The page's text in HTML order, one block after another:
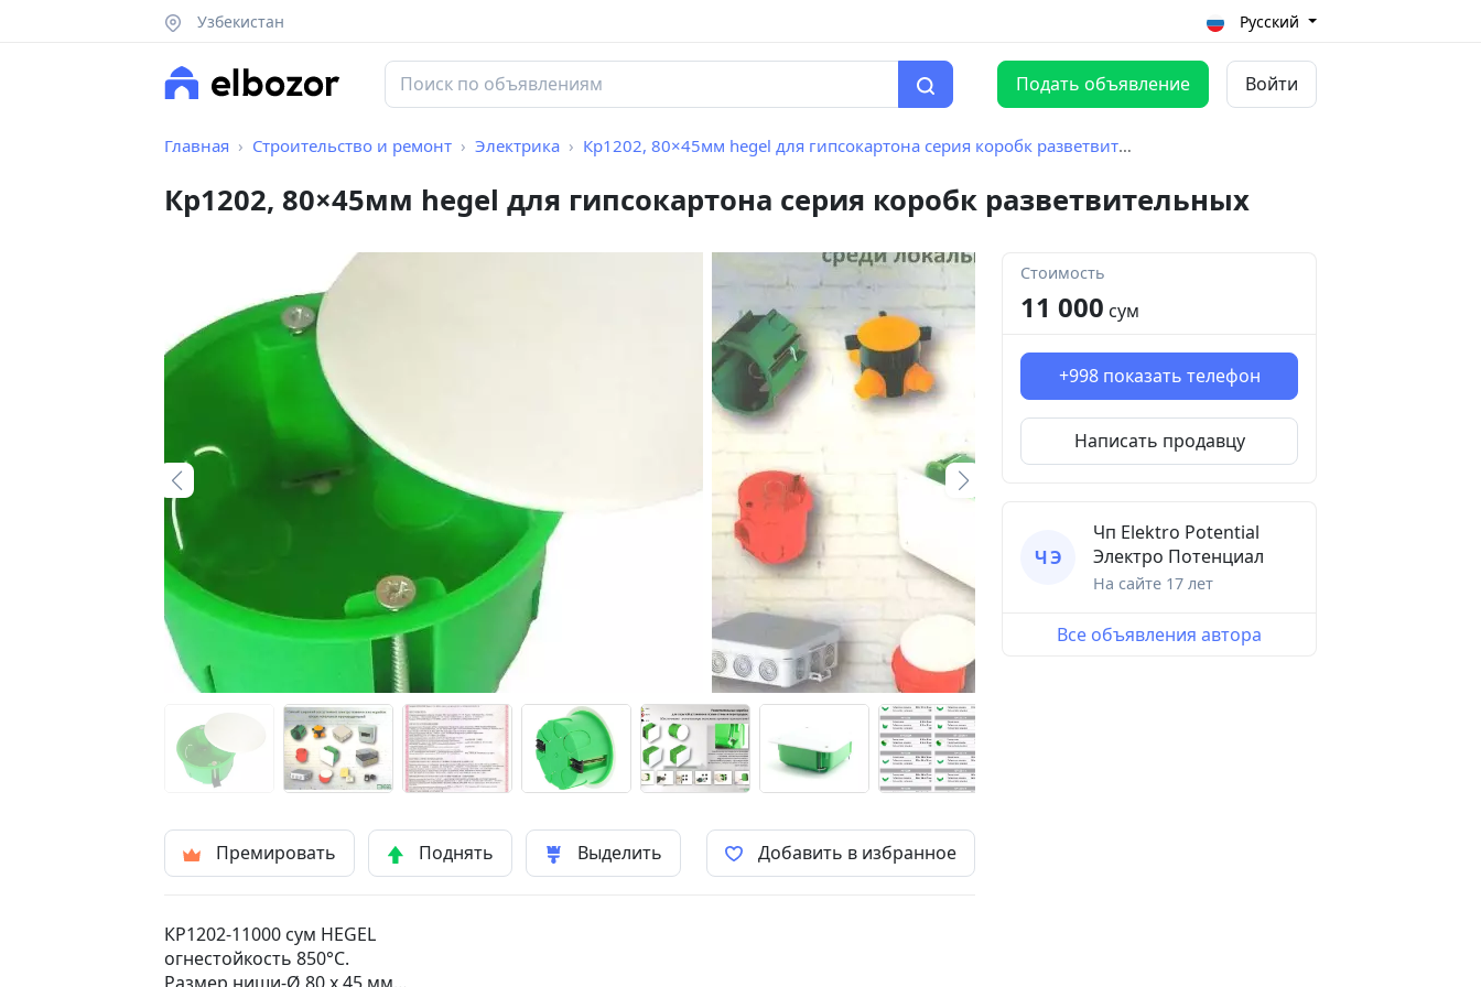
Узбекистан Русский
Подать объявление Войти
Главная Строительство и ремонт Электрика Кр1202, 80×45мм hegel для гипсокартона серия коробк разветвительных
Кр1202, 80×45мм hegel для гипсокартона серия коробк разветвительных
Премировать Поднять Выделить Добавить в избранное
КР1202-11000 сум HEGEL
огнестойкость 850°C.
Стоимость
11 000 сум
+998 показать телефон
Написать продавцу
Ч Э
Чп Elektro Potential
Электро Потенциал
На сайте 17 лет
Все объявления автора